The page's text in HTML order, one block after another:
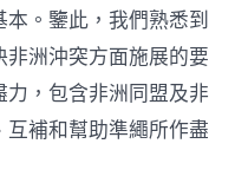
。鑒此，我們熟悉到
洲沖突方面施展的要
，包含非洲同盟及非
補和幫助準繩所作盡